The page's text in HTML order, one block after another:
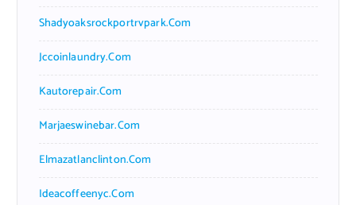
Shadyoaksrockportrvpark.com
Jccoinlaundry.com
Kautorepair.com
Marjaeswinebar.com
Elmazatlanclinton.com
Ideacoffeenyc.com